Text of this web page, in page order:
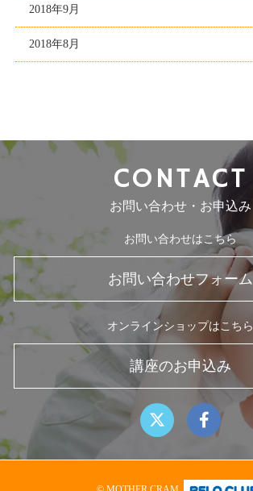
2018年9月
2018年8月
CONTACT
お問い合わせ・お申込み
お問い合わせはこちら
お問い合わせフォーム
オンラインショップはこちら
講座のお申込み